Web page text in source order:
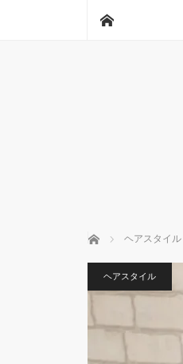
ホーム ヘアスタイル
ヘアスタイル